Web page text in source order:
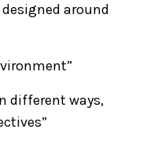
around
different ways,